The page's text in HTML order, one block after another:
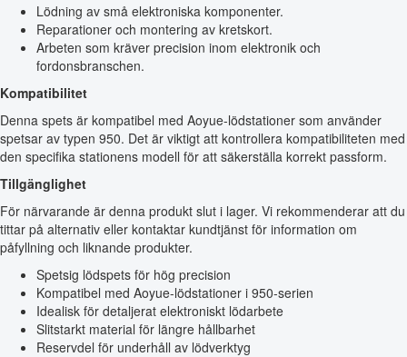
Lödning av små elektroniska komponenter.
Reparationer och montering av kretskort.
Arbeten som kräver precision inom elektronik och
fordonsbranschen.
Kompatibilitet
Denna spets är kompatibel med Aoyue-lödstationer som använder
spetsar av typen 950. Det är viktigt att kontrollera kompatibiliteten med
den specifika stationens modell för att säkerställa korrekt passform.
Tillgänglighet
För närvarande är denna produkt slut i lager. Vi rekommenderar att du
tittar på alternativ eller kontaktar kundtjänst för information om
påfyllning och liknande produkter.
Spetsig lödspets för hög precision
Kompatibel med Aoyue-lödstationer i 950-serien
Idealisk för detaljerat elektroniskt lödarbete
Slitstarkt material för längre hållbarhet
Reservdel för underhåll av lödverktyg